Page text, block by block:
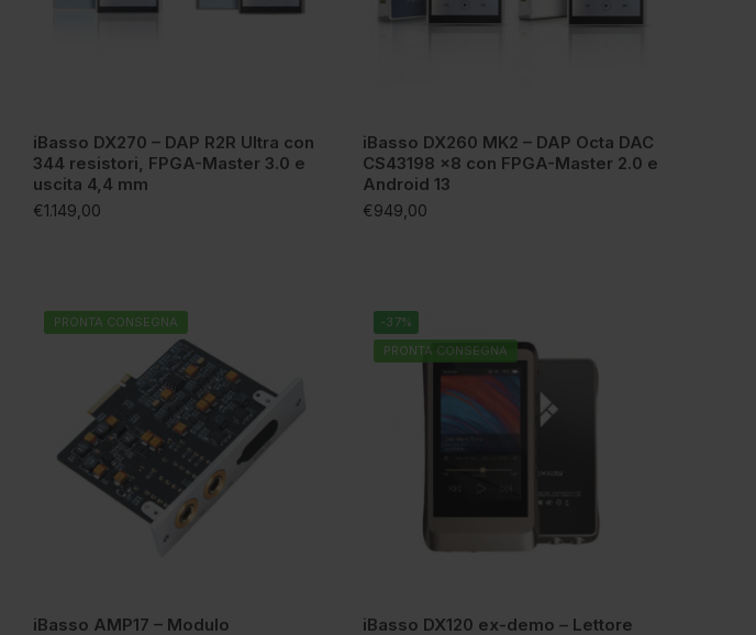
iBasso DX270 – DAP R2R Ultra con
344 resistori, FPGA-Master 3.0 e
uscita 4,4 mm
€1.149,00
iBasso DX260 MK2 – DAP Octa DAC
CS43198 x8 con FPGA-Master 2.0 e
Android 13
€949,00
PRONTA CONSEGNA
iBasso AMP17 – Modulo
-37%
PRONTA CONSEGNA
iBasso DX120 ex-demo – Lettore